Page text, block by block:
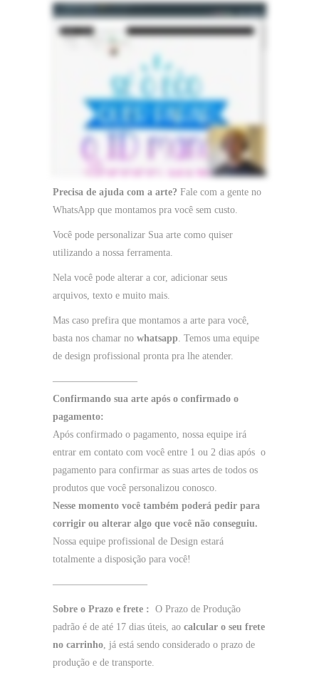
Precisa de ajuda com a arte? Fale com a gente no
WhatsApp que montamos pra você sem custo.
Você pode personalizar Sua arte como quiser
utilizando a nossa ferramenta.
Nela você pode alterar a cor, adicionar seus
arquivos, texto e muito mais.
Mas caso prefira que montamos a arte para você,
basta nos chamar no whatsapp . Temos uma equipe
de design profissional pronta pra lhe atender.
————————–
Confirmando sua arte após o confirmado o
pagamento:
Após confirmado o pagamento, nossa equipe irá
entrar em contato com você entre 1 ou 2 dias após o
pagamento para confirmar as suas artes de todos os
produtos que você personalizou conosco.
Nesse momento você também poderá pedir para
corrigir ou alterar algo que você não conseguiu.
Nossa equipe profissional de Design estará
totalmente a disposição para você!
—————————–
Sobre o Prazo e frete : O Prazo de Produção
padrão é de até 17 dias úteis, ao calcular o seu frete
no carrinho , já está sendo considerado o prazo de
produção e de transporte.